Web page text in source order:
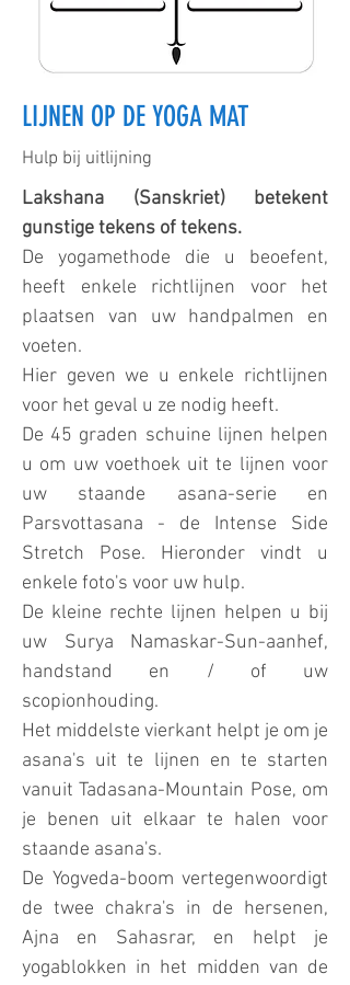
LIJNEN OP DE YOGA MAT
Hulp bij uitlijning
Lakshana (Sanskriet) betekent
gunstige tekens of tekens.
De yogamethode die u beoefent,
heeft enkele richtlijnen voor het
plaatsen van uw handpalmen en
voeten.
Hier geven we u enkele richtlijnen
voor het geval u ze nodig heeft.
De 45 graden schuine lijnen helpen
u om uw voethoek uit te lijnen voor
uw staande asana-serie en
Parsvottasana - de Intense Side
Stretch Pose. Hieronder vindt u
enkele foto's voor uw hulp.
De kleine rechte lijnen helpen u bij
uw Surya Namaskar-Sun-aanhef,
handstand en / of uw
scopionhouding.
Het middelste vierkant helpt je om je
asana's uit te lijnen en te starten
vanuit Tadasana-Mountain Pose, om
je benen uit elkaar te halen voor
staande asana's.
De Yogveda-boom vertegenwoordigt
de twee chakra's in de hersenen,
Ajna en Sahasrar, en helpt je
yogablokken in het midden van de